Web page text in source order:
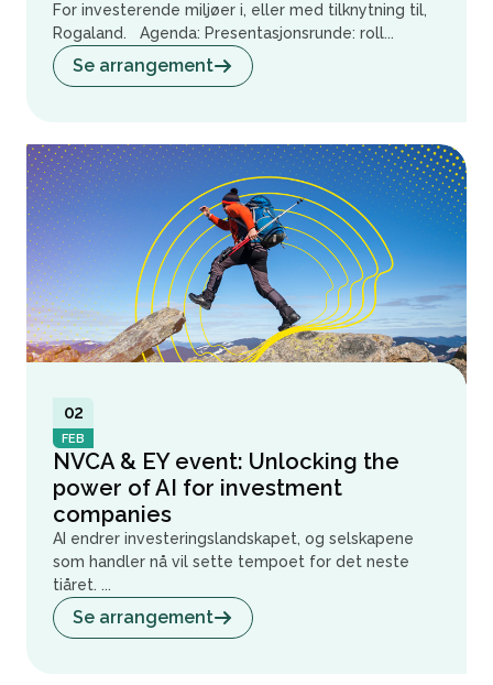
For investerende miljøer i, eller med tilknytning til,
Rogaland. Agenda: Presentasjonsrunde: roll...
Se arrangement
02
FEB
NVCA & EY event: Unlocking the
power of AI for investment
companies
AI endrer investeringslandskapet, og selskapene
som handler nå vil sette tempoet for det neste
tiåret. ...
Se arrangement